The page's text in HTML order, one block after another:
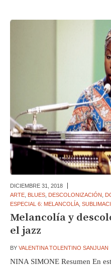
DICIEMBRE 31, 2018
ARTE, BLUES, DESCOLONIZACIÓN
ESPECIAL 6: MELANCOLÍA,
Melancolía y
el jazz
BY VALENTINA TOLENTINO SANJUAN
NINA SIMONE Resumen En